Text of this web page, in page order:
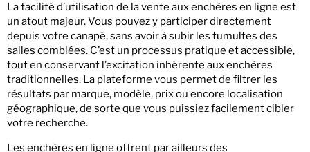
La facilité d’utilisation de la vente aux enchères en ligne est
un atout majeur. Vous pouvez y participer directement
depuis votre canapé, sans avoir à subir les tumultes des
salles comblées. C’est un processus pratique et accessible,
tout en conservant l’excitation inhérente aux enchères
traditionnelles. La plateforme vous permet de filtrer les
résultats par marque, modèle, prix ou encore localisation
géographique, de sorte que vous puissiez facilement cibler
votre recherche.
Les enchères en ligne offrent par ailleurs des